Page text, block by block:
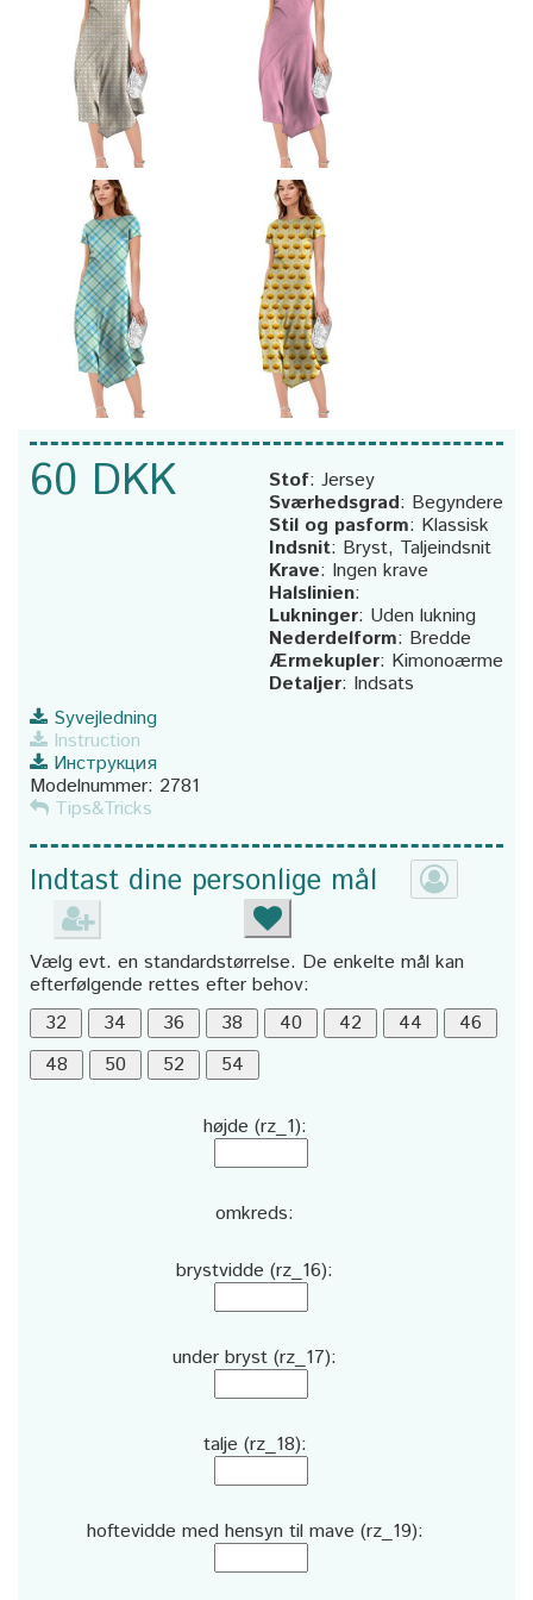
60 DKK Stof: Jersey
Sværhedsgrad: Begyndere
Stil og pasform: Klassisk
Indsnit: Bryst, Taljeindsnit
Krave: Ingen krave
Halslinien:
Lukninger: Uden lukning
Nederdelform: Bredde
Ærmekupler: Kimonoærme
Detaljer: Indsats
Syvejledning
Instruction
Инструкция
Modelnummer: 2781
Tips&Tricks
Indtast dine personlige mål
Vælg evt. en standardstørrelse. De enkelte mål kan
efterfølgende rettes efter behov:
højde (rz_1):
omkreds:
brystvidde (rz_16):
under bryst (rz_17):
talje (rz_18):
hoftevidde med hensyn til mave (rz_19):